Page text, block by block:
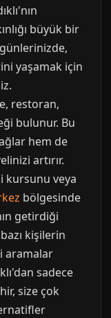
büyük bir
yaşamak için
restoran,
bulunur. Bu
hem de
artırır.
kursunu veya
bölgesinde
getirdiği
kişilerin
aramalar
sadece
size çok